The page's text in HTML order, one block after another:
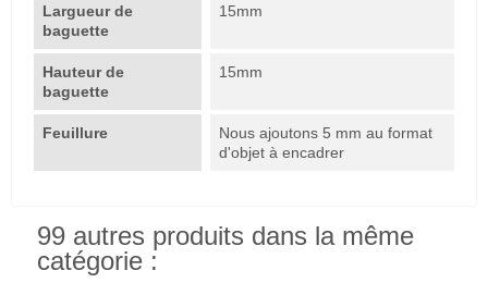
Largueur de
baguette
15mm
Hauteur de
baguette
15mm
Feuillure
Nous ajoutons 5 mm au format
d'objet à encadrer
99 autres produits dans la même
catégorie :